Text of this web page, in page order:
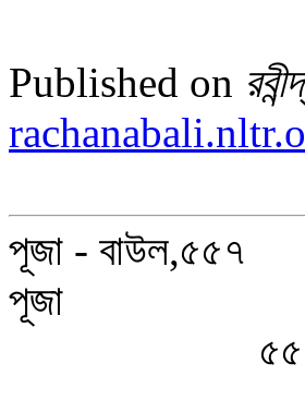
Published on
পূজা - বাউল,৫৫৭
পূজা